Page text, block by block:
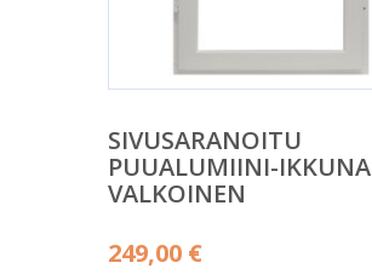
SIVUSARANOITU
PUUALUMIINI-IKKUNA
VALKOINEN
249,00 €